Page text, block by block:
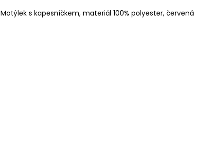
Motýlek s kapesníčkem, materiál 100% polyester, červená